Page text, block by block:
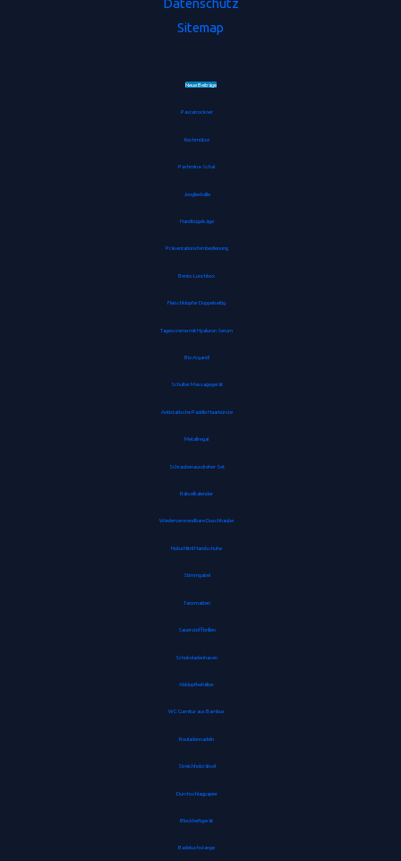
Datenschutz
Sitemap
Neue Beiträge
Pastatrockner
Kochmütze
Pashmina-Schal
Jonglierbälle
Handbügelsäge
Präsentationsfernbedienung
Bento-Lunchbox
Fleischklopfer Doppelseitig
Tagescreme mit Hyaluron Serum
Bio Arganöl
Schulter Massagegerät
Antistatische Paddle Haarbürste
Metallregal
Schraubenausdreher Set
Rätselkalender
Wiederverwendbare Duschhaube
Noba Nitril Handschuhe
Stimmgabel
Tanzmatten
Sauerstoffbrillen
Schokoladenhasen
Abklopfbehälter
WC Garnitur aus Bambus
Rouladennadeln
Streichholzrätsel
Durchschlagpapier
Blockheftgerät
Badetuchstange